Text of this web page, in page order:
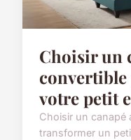
Choisir un
votre petit
Choisir un canapé
transformer un